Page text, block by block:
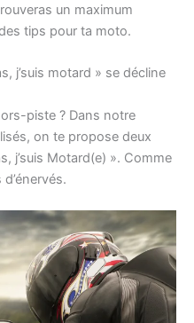
un maximum
tips pour ta moto.
j’suis motard » se décline
piste ? Dans notre
on te propose deux
j’suis Motard(e) ». Comme